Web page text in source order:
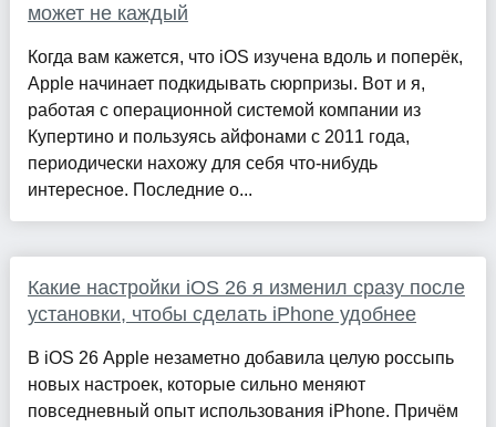
может не каждый
Когда вам кажется, что iOS изучена вдоль и поперёк,
Apple начинает подкидывать сюрпризы. Вот и я,
работая с операционной системой компании из
Купертино и пользуясь айфонами с 2011 года,
периодически нахожу для себя что-нибудь
интересное. Последние о...
Какие настройки iOS 26 я изменил сразу после
установки, чтобы сделать iPhone удобнее
В iOS 26 Apple незаметно добавила целую россыпь
новых настроек, которые сильно меняют
повседневный опыт использования iPhone. Причём